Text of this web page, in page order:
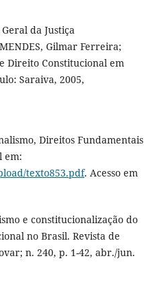
da Justiça
Gilmar Ferreira;
Direito Constitucional em
Saraiva, 2005,
Direitos Fundamentais
em:
texto853.pdf. Acesso em
e constitucionalização do
no Brasil. Revista de
n. 240, p. 1-42, abr./jun.